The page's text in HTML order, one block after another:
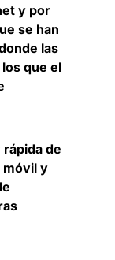
y por
se han
las
que el
de
móvil y